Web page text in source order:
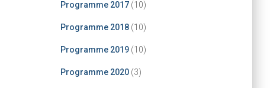
Programme 2017(10)
Programme 2018(10)
Programme 2019(10)
Programme 2020(3)